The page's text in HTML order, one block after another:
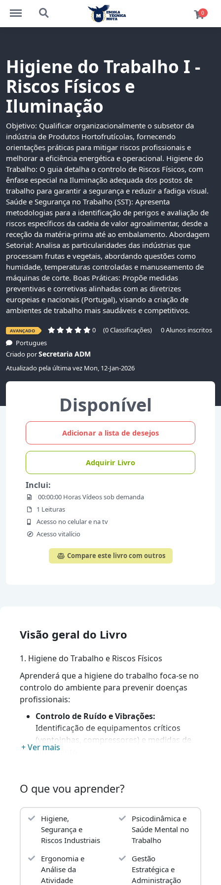
http://escolatecnicaead.com/bibliotecavirtual/menu
http://escolatecnicaead.com/bibliotecavirtual/
0
Higiene do Trabalho I -
Riscos Físicos e
Iluminação
Objetivo: Qualificar organizacionalmente o subsetor da
indústria de Produtos Hortofrutícolas, fornecendo
orientações práticas para mitigar riscos profissionais e
melhorar a eficiência energética e operacional. Higiene do
Trabalho: O guia detalha o controlo de Riscos Físicos, com
ênfase especial na Iluminação adequada dos postos de
trabalho para garantir a segurança e reduzir a fadiga visual.
Saúde e Segurança no Trabalho (SST): Apresenta
metodologias para a identificação de perigos e avaliação de
riscos específicos da cadeia de valor agroalimentar, desde a
receção da matéria-prima até ao embalamento. Abordagem
Setorial: Analisa as particularidades das indústrias que
processam frutas e vegetais, abordando questões como
humidade, temperaturas controladas e manuseamento de
máquinas de corte. Boas Práticas: Propõe medidas
preventivas e corretivas alinhadas com as diretrizes
europeias e nacionais (Portugal), visando a criação de
ambientes de trabalho mais saudáveis e competitivos.
AVANÇADO 0 (0 Classificações)
0 Alunos inscritos
Portugues
Criado porSecretaria ADM
Atualizado pela última vez Mon, 12-Jan-2026
+ Ver mais
Visão geral do Livro
1. Higiene do Trabalho e Riscos Físicos
Aprenderá que a higiene do trabalho foca-se no
controlo do ambiente para prevenir doenças
profissionais:
Controlo de Ruído e Vibrações:
Identificação de equipamentos críticos
(ventoinhas, compressores) e medidas de
isolamento.
processamento com elevada humidade.
Radiações e Agentes Químicos:Cuidados
no manuseamento de produtos de limpeza
e desinfetantes industriais.
2. A Importância da Iluminação
Adequada
O que vou aprender?
Higiene,
Segurança e
Riscos Industriais
Psicodinâmica e
Saúde Mental no
Trabalho
Ergonomia e
Análise da
Atividade
Gestão
Estratégica e
Administração
Disponível
Adicionar a lista de desejos
Adquirir Livro
Inclui:
00:00:00 Horas Vídeos sob demanda
1 Leituras
Acesso no celular e na tv
Acesso vitalício
Compare este livro com outros